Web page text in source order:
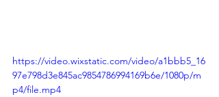
https://video.wixstatic.com/video/a1bbb5_16
97e798d3e845ac9854786994169b6e/1080p/m
p4/file.mp4